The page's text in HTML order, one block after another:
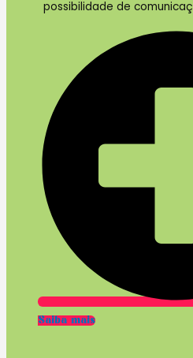
possibilidade de
Saiba mais